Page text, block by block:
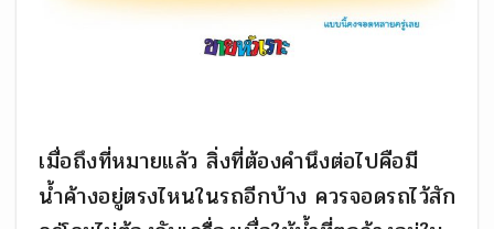
เมื่อถึงที่หมายแล้ว สิ่งที่ต้องคำนึงต่อไปคือมี
น้ำค้างอยู่ตรงไหนในรถอีกบ้าง ควรจอดรถไว้สัก